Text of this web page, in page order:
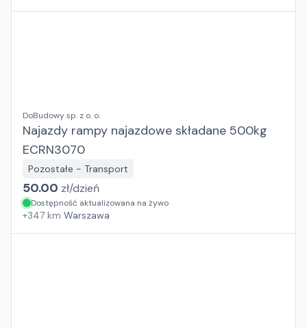
DoBudowy sp. z o. o.
Najazdy rampy najazdowe składane 500kg
ECRN3070
Pozostałe - Transport
50.00 zł/dzień
Dostępność aktualizowana na żywo
+347 km Warszawa